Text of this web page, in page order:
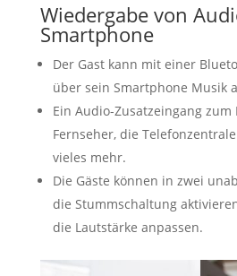
Wiedergabe von
Smartphone
Der Gast kann mit einer
über sein Smartphone Musik
Ein Audio-Zusatzeingang
Fernseher, die
vieles mehr.
Die Gäste können in zwei
die Stummschaltung
die Lautstärke anpassen.